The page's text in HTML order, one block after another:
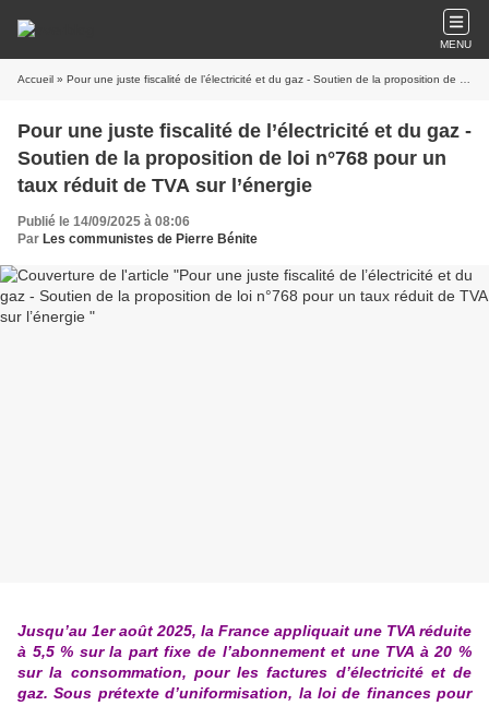
MENU
Accueil » Pour une juste fiscalité de l’électricité et du gaz - Soutien de la proposition de loi n°768 pour un taux réduit de TVA sur l’énergie
Pour une juste fiscalité de l’électricité et du gaz -
Soutien de la proposition de loi n°768 pour un
taux réduit de TVA sur l’énergie
Publié le 14/09/2025 à 08:06
Par Les communistes de Pierre Bénite
Jusqu’au 1er août 2025, la France appliquait une TVA réduite
à 5,5 % sur la part fixe de l’abonnement et une TVA à 20 %
sur la consommation, pour les factures d’électricité et de
gaz.Sous prétexte d’uniformisation, la loi de finances pour